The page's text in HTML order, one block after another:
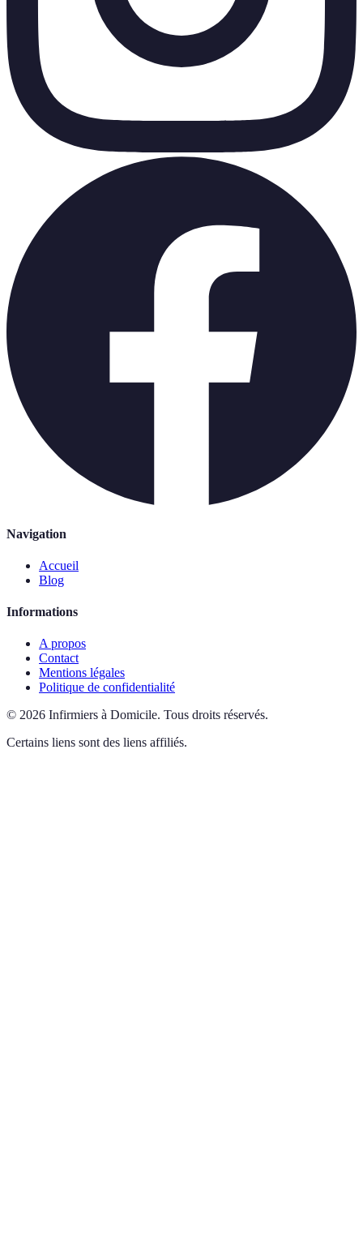
Navigation
Accueil
Blog
Informations
A propos
Contact
Mentions légales
Politique de confidentialité
© 2026 Infirmiers à Domicile. Tous droits réservés.
Certains liens sont des liens affiliés.